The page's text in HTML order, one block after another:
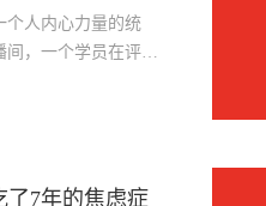
个人内心力量的统
播间评
了7年的焦虑症